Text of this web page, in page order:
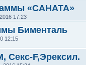
«САНАТА»
17:23
Бименталь
12:15
Секс-F,Эрексил.